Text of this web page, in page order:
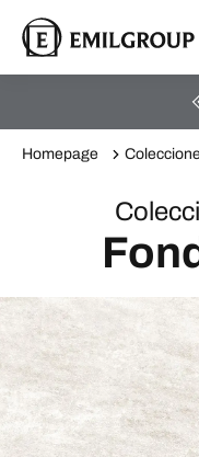
Homepage